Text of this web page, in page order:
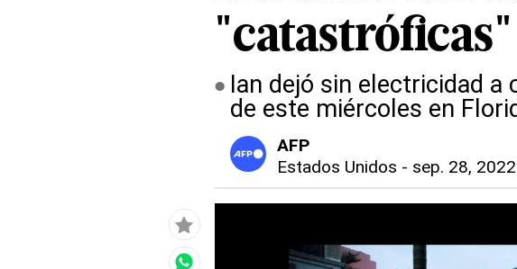
Ian dejó sin electricidad a
de este miércoles en
AFP
Estados Unidos - sep. 28,